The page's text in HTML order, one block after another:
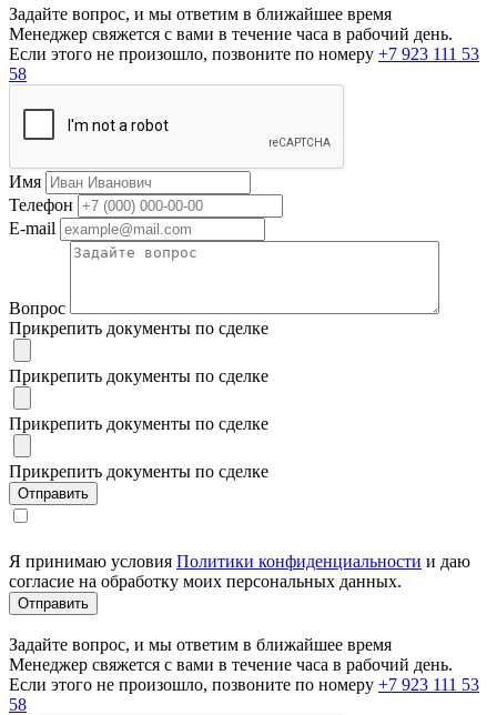
Задайте вопрос, и мы ответим в ближайшее время
Менеджер свяжется с вами в течение часа в рабочий день.
Если этого не произошло, позвоните по номеру +7 923 111 53
58
Имя
Телефон
E-mail
Вопрос
Прикрепить документы по сделке
Прикрепить документы по сделке
Прикрепить документы по сделке
Прикрепить документы по сделке
Я принимаю условия Политики конфиденциальности и даю
согласие на обработку моих персональных данных.
Задайте вопрос, и мы ответим в ближайшее время
Менеджер свяжется с вами в течение часа в рабочий день.
Если этого не произошло, позвоните по номеру +7 923 111 53
58